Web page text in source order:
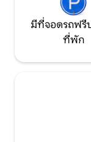
มีที่จอดรถฟรี
ที่พัก